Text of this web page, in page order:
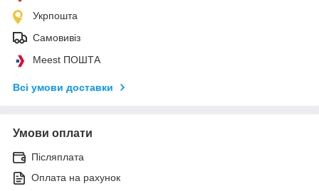
Укрпошта
Самовивіз
Meest ПОШТА
Всі умови доставки
Умови оплати
Післяплата
Оплата на рахунок